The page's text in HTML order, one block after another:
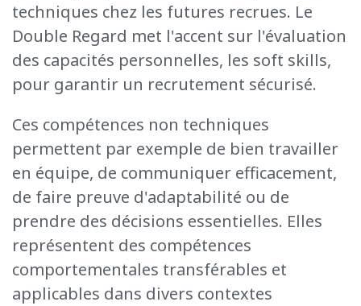
techniques chez les futures recrues. Le
Double Regard met l'accent sur l'évaluation
des capacités personnelles, les soft skills,
pour garantir un recrutement sécurisé.
Ces compétences non techniques
permettent par exemple de bien travailler
en équipe, de communiquer efficacement,
de faire preuve d'adaptabilité ou de
prendre des décisions essentielles. Elles
représentent des compétences
comportementales transférables et
applicables dans divers contextes